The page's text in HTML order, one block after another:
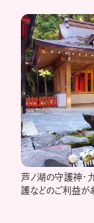
芦ノ湖の守護神
護などのご利益が